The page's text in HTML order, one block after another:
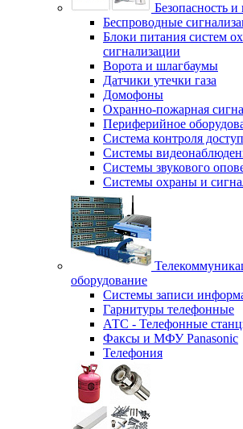
Безопасность и
Беспроводные
Блоки питания систем
сигнализации
Ворота и шлагбаумы
Датчики утечки газа
Домофоны
Охранно-пожарная
Периферийное
Система контроля
Системы
Системы звукового
Системы охраны и
оборудование
Системы записи
Гарнитуры телефонные
АТС - Телефонные
Факсы и МФУ Panasonic
Телефония